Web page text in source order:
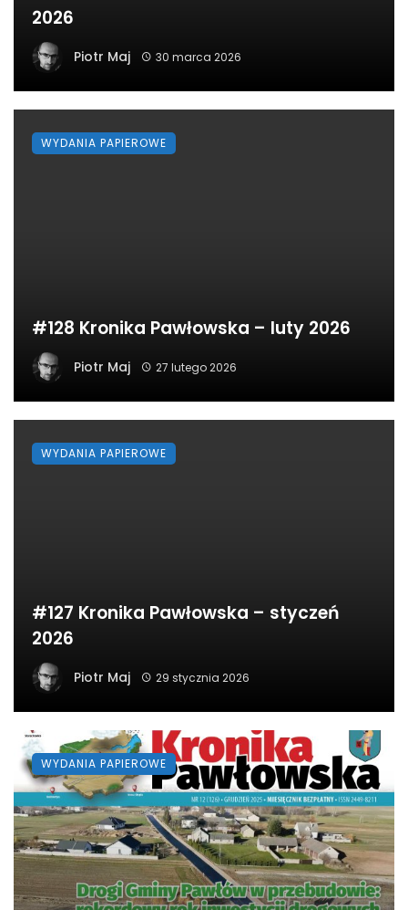
2026
Piotr Maj 30 marca 2026
#128 Kronika Pawłowska – luty 2026
Piotr Maj 27 lutego 2026
WYDANIA PAPIEROWE
#127 Kronika Pawłowska – styczeń
2026
Piotr Maj 29 stycznia 2026
WYDANIA PAPIEROWE
WYDANIA PAPIEROWE